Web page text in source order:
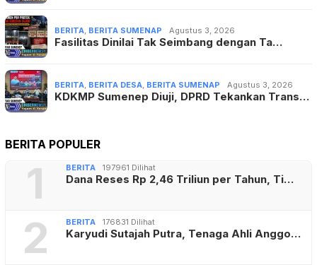
BERITA BERITA SUMENAP Agustus 3, 2026
Fasilitas Dinilai Tak Seimbang dengan Ta…
BERITA BERITA DESA BERITA SUMENAP Agustus 3, 2026
KDKMP Sumenep Diuji, DPRD Tekankan Trans…
BERITA POPULER
1 BERITA 197961 Dilihat
Dana Reses Rp 2,46 Triliun per Tahun, Ti…
2 BERITA 176831 Dilihat
Karyudi Sutajah Putra, Tenaga Ahli Anggo…